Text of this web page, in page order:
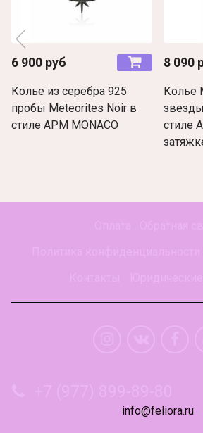
6 900 руб
Колье из серебра 925
пробы Meteorites Noir в
стиле APM MONACO
8 090
Колье
стиле
info@feliora.ru